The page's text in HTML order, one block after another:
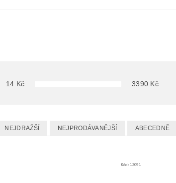
14 Kč 3390 Kč
NEJDRAŽŠÍ NEJPRODÁVANĚJŠÍ ABECEDNĚ
Kód:12091